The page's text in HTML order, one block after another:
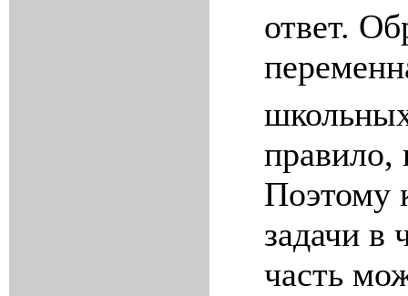
ответ.
правило,
Поэтому
задачи в
часть